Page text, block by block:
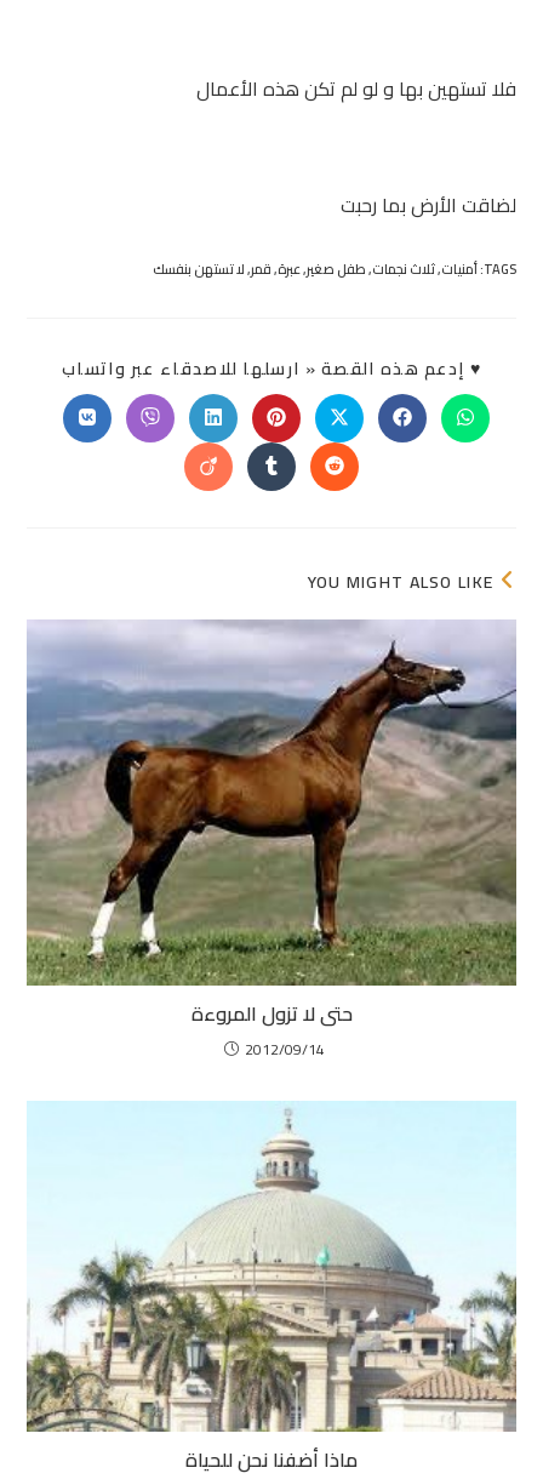
فلا تستهين بها و لو لم تكن هذه الأعمال
لضاقت الأرض بما رحبت
TAGS: أمنيات,ثلاث نجمات,طفل صغير,عبرة,قمر,لا تستهن بنفسك
♥ إدعم هذه القصة « ارسلها للاصدقاء عبر واتسابSHARE
Opens
in
Opens
in
window
Opens
in
a
new
window
Opens
in
a
new
window
Opens
in
a
new
window
Opens
in
Opens
in
Opens
in
Opens
in
Opens
in
YOU MIGHT ALSO LIKE
حتى لا تزول المروءة
2012/09/14
ماذا أضفنا نحن للحياة